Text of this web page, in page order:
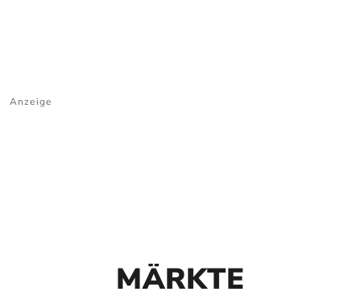
Anzeige
MÄRKTE